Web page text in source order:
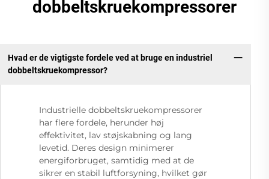
dobbeltskruekompressorer
Hvad er de vigtigste fordele ved at bruge en industriel
dobbeltskruekompressor?
Industrielle dobbeltskruekompressorer
har flere fordele, herunder høj
effektivitet, lav støjskabning og lang
levetid. Deres design minimerer
energiforbruget, samtidig med at de
sikrer en stabil luftforsyning, hvilket gør